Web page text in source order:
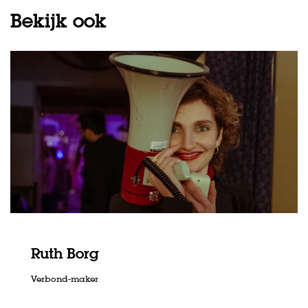
Bekijk ook
Ruth Borg
Verbond-maker